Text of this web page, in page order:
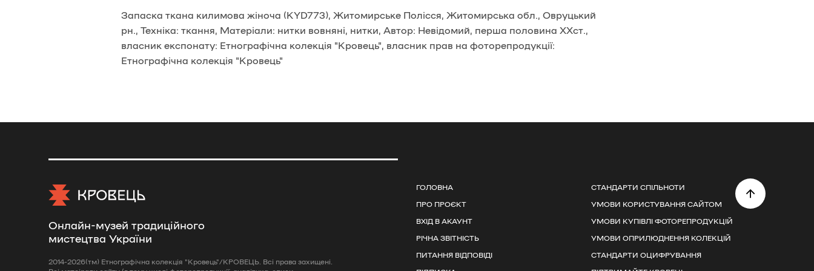
Запаска ткана килимова жіноча (KYD773), Житомирське Полісся, Житомирська обл., Овруцький
рн., Техніка: ткання, Матеріали: нитки вовняні, нитки, Автор: Невідомий, перша половина ХХст.,
власник експонату: Етнографічна колекція "Кровець", власник прав на фоторепродукції:
Етнографічна колекція "Кровець"
Онлайн-музей традиційного
мистецтва України
2014-2026(тм) Етнографічна колекція "Кровець"/КРОВЕЦЬ. Всі права захищені.
ГОЛОВНА
СТАНДАРТИ СПІЛЬНОТИ
ПРО ПРОЄКТ
УМОВИ КОРИСТУВАННЯ САЙТОМ
ВХІД В АКАУНТ
УМОВИ КУПІВЛІ ФОТОРЕПРОДУКЦІЙ
РІЧНА ЗВІТНІСТЬ
УМОВИ ОПРИЛЮДНЕННЯ КОЛЕКЦІЙ
ПИТАННЯ ВІДПОВІДІ
СТАНДАРТИ ОЦИФРУВАННЯ